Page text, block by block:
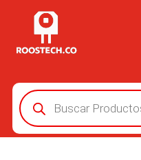
Búsqueda
de
productos